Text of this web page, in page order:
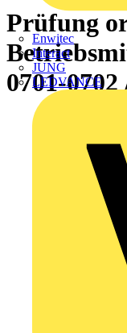
Enwitec
Interact
JUNG
LEDVANCE
Prüfung
0701-